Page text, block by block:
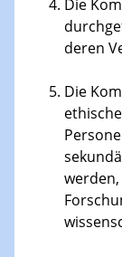
Die
deren
Die